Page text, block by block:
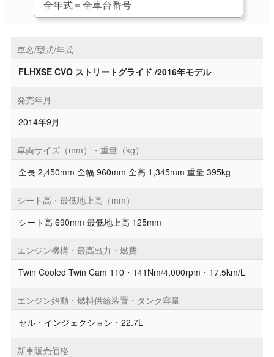
車名/型式/年式
FLHXSE CVO ストリートグライド /2016年モデル
発売年月
2014年9月
車両サイズ（mm）・重量（kg）
全長 2,450mm 全幅 960mm 全高 1,345mm 重量 395kg
シート高・最低地上高（mm）
シート高 690mm 最低地上高 125mm
エンジン機構・最高出力・燃費
Twin Cooled Twin Cam 110・141Nm/4,000rpm・17.5km/L
エンジン始動・燃料供給装置・タンク容量
セル・インジェクション・22.7L
新車販売価格